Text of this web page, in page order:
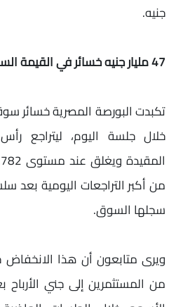
جنيه.
47 مليار جنيه خسائر في القيمة السوقية
خلال جلسة اليوم، ليتراجع
من أكبر التراجعات اليومية بعد
سجلها السوق.
ويرى متابعون أن هذا الانخفاض
من المستثمرين إلى جني